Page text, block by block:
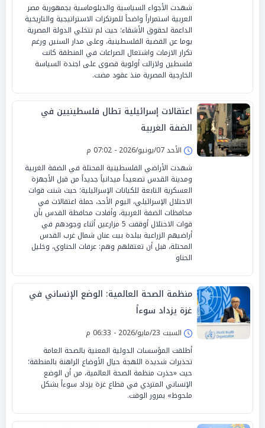
شهدت الأجواء السياسية والدبلوماسية بجمهورية مصر
العربية استمراراً واضحاً للمرتكزات الاستراتيجية والتاريخية
الداعمة لحقوق الأشقاء؛ حيث لم تتخلي الدولة المصرية
يوما عن القضية الفلسطينية، وعلى مدار السنين ورغم
تكرار الازمات واشتعال الصراعات في المنطقة كانت
فلسطين ولازالت أولوية قصوى على اجندة السياسة
الخارجية المصرية منذ عقود مضت.
اعتقالات إسرائيلية تطال فلسطينيين في
الضفة الغربية
الأحد 07/يونيو/2026 - 07:02 م
شهدت الأراضي الفلسطينية المحتلة في الضفة الغربية
ومدينة القدس تصعيداً ميدانياً جديداً من قبل الأجهزة
العسكرية التابعة للكيانات الإسرائيلية؛ حيث شنت قوات
الاحتلال الإسرائيلي، اليوم الأحد، حملة اعتقالات في
محافظات الضفة الغربية، وأفادت محافظة القدس بأن
قوات الاحتلال أوقفت 5 مزارعين أثناء وجودهم في
أراضيهم الزراعية ببلدة بيت عنان شمال غرب القدس
المحتلة، قبل أن تعتقلهم وهم: عرفات الحناوي، وخليل
الحناو
منظمة الصحة العالمية: الوضع الإنساني في
غزة يزداد سوءاً
السبت 23/مايو/2026 - 06:33 م
أطلقت المؤسسات الدولية المعنية بالصحة العامة
تحذيرات شديدة اللهجة حيال الأوضاع الراهنة بالمنطقة؛
حيث «حذرت منظمة الصحة العالمية، من أن الوضع
الإنساني المتردي في قطاع غزة يزداد سوءاً بشكل
ملحوظ» بمرور الوقت.